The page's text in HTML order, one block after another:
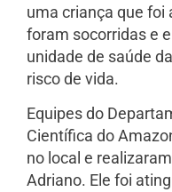
uma criança que foi
foram socorridas e
unidade de saúde
risco de vida.
Equipes do
Científica do
no local e
Adriano. Ele foi